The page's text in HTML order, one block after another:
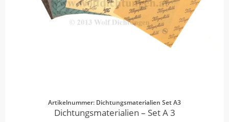
Artikelnummer: Dichtungsmaterialien Set A3
Dichtungsmaterialien – Set A 3